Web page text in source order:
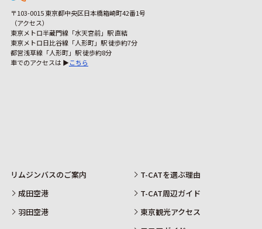
〒103-0015 東京都中央区日本橋箱崎町42番1号
（アクセス）
東京メトロ半蔵門線「水天宮前」駅 直結
東京メトロ日比谷線「人形町」駅 徒歩約7分
都営浅草線「人形町」駅 徒歩約8分
車でのアクセスは ▶こちら
リムジンバスのご案内
成田空港
羽田空港
T-CATを選ぶ理由
T-CAT周辺ガイド
東京観光アクセス